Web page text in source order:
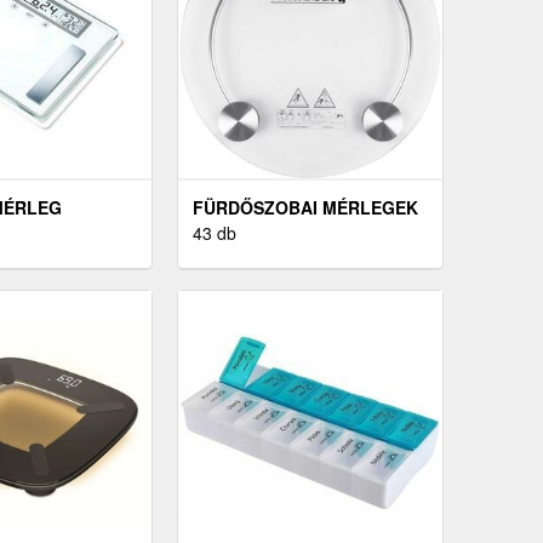
FÜRDŐSZOBAI MÉRLEGEK
43 db